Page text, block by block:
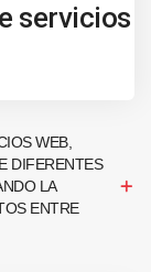
servicios
WEB,
DIFERENTES
LA
ENTRE